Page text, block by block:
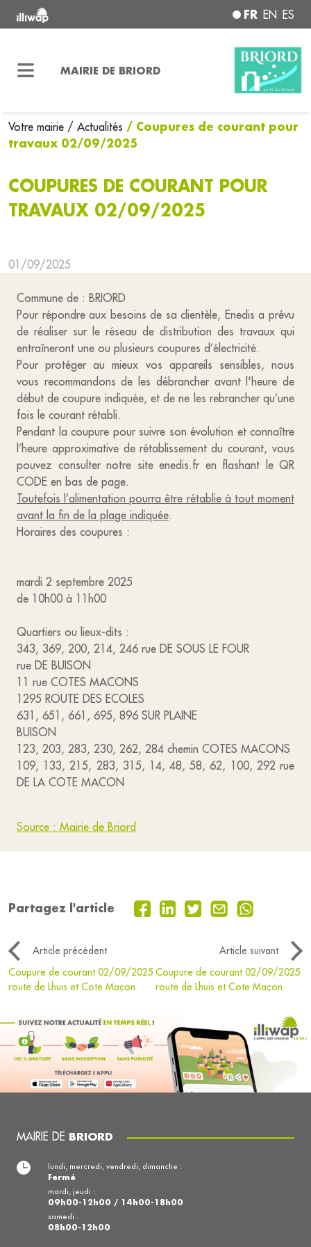
FR EN ES
MAIRIE DE BRIORD
Votre mairie / Actualités / Coupures de courant pour
travaux 02/09/2025
COUPURES DE COURANT POUR
TRAVAUX 02/09/2025
01/09/2025
Commune de : BRIORD
Pour répondre aux besoins de sa clientèle, Enedis a prévu
de réaliser sur le réseau de distribution des travaux qui
entraîneront une ou plusieurs coupures d’électricité.
Pour protéger au mieux vos appareils sensibles, nous
vous recommandons de les débrancher avant l'heure de
début de coupure indiquée, et de ne les rebrancher qu’une
fois le courant rétabli.
Pendant la coupure pour suivre son évolution et connaître
l’heure approximative de rétablissement du courant, vous
pouvez consulter notre site enedis.fr en flashant le QR
CODE en bas de page.
Toutefois l’alimentation pourra être rétablie à tout moment
avant la fin de la plage indiquée.
Horaires des coupures :
mardi 2 septembre 2025
de 10h00 à 11h00
Quartiers ou lieux-dits :
343, 369, 200, 214, 246 rue DE SOUS LE FOUR
rue DE BUISON
11 rue COTES MACONS
1295 ROUTE DES ECOLES
631, 651, 661, 695, 896 SUR PLAINE
BUISON
123, 203, 283, 230, 262, 284 chemin COTES MACONS
109, 133, 215, 283, 315, 14, 48, 58, 62, 100, 292 rue
DE LA COTE MACON
Source : Mairie de Briord
Partagez l'article
Article précédent
Article suivant
Coupure de courant 02/09/2025
route de Lhuis et Cote Maçon
Coupure de courant 02/09/2025
route de Lhuis et Cote Maçon
MAIRIE DE BRIORD
lundi, mercredi, vendredi, dimanche :
Fermé
mardi, jeudi :
09h00-12h00 / 14h00-18h00
samedi :
08h00-12h00